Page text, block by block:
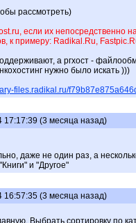
рассмотреть)
если их непосредственно
к примеру: Radikal.Ru,
а ргхост -
нужно было искать )))
files.radikal.ru/
17:17:39 (3 месяца назад)
даже не один раз, а
и "Другое"
16:57:35 (3 месяца назад)